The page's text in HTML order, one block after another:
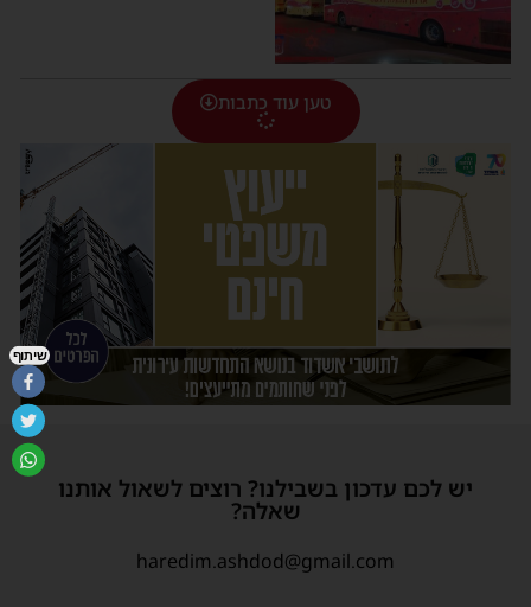
טען עוד כתבות
יש לכם עדכון בשבילנו? רוצים לשאול אותנו
שאלה?
haredim.ashdod@gmail.com
שיתוף